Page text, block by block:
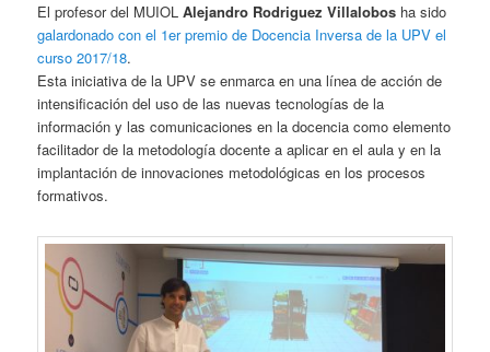
El profesor del MUIOLAlejandro Rodriguez Villalobos ha sido
galardonado con el 1er premio de Docencia Inversa de la UPV el
curso 2017/18.
Esta iniciativa de la UPV se enmarca en una línea de acción de
intensificación del uso de las nuevas tecnologías de la
información y las comunicaciones en la docencia como elemento
facilitador de la metodología docente a aplicar en el aula y en la
implantación de innovaciones metodológicas en los procesos
formativos.